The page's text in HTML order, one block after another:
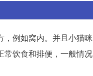
，例如窝内。并且小猫咪
常饮食和排便，一般情况